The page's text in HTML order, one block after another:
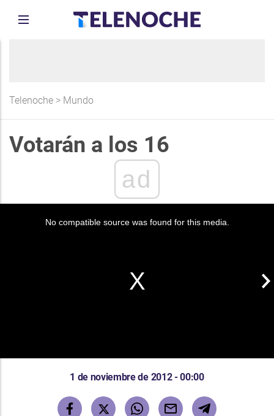
Telenoche > Mundo
Votarán a los 16
ad
No compatible source was found for this media.
1 de noviembre de 2012 - 00:00